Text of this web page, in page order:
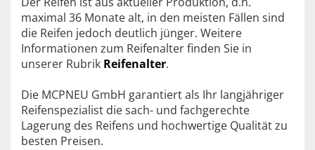
maximal 36 Monate alt, in den meisten Fällen sind
die Reifen jedoch deutlich jünger. Weitere
Informationen zum Reifenalter finden Sie in
unserer Rubrik Reifenalter.
Die MCPNEU GmbH garantiert als Ihr langjähriger
Reifenspezialist die sach- und fachgerechte
Lagerung des Reifens und hochwertige Qualität zu
besten Preisen.